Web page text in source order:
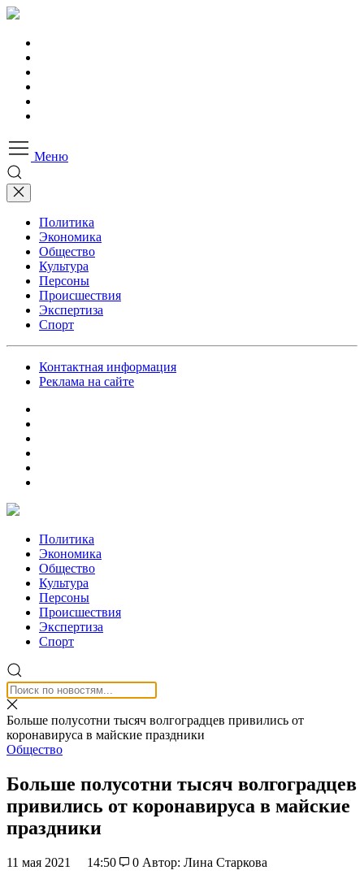
Меню
Политика
Экономика
Общество
Культура
Персоны
Происшествия
Экспертиза
Спорт
Контактная информация
Реклама на сайте
Политика
Экономика
Общество
Культура
Персоны
Происшествия
Экспертиза
Спорт
Больше полусотни тысяч волгоградцев привились от
коронавируса в майские праздники
Общество
Больше полусотни тысяч волгоградцев
привились от коронавируса в майские
праздники
11 мая 2021 14:50 0 Автор: Лина Старкова